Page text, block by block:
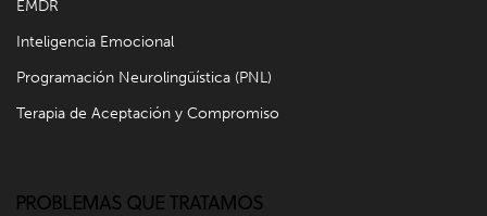
EMDR
Inteligencia Emocional
Programación Neurolingüística (PNL)
Terapia de Aceptación y Compromiso
PROBLEMAS QUE TRATAMOS